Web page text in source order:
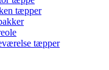
tæpper
tæpper